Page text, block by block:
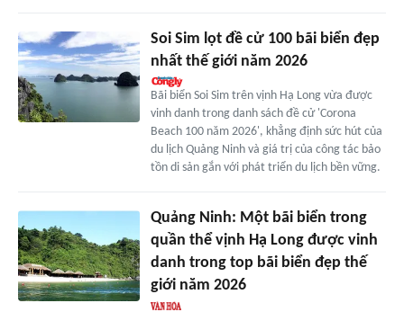
Soi Sim lọt đề cử 100 bãi biển đẹp
nhất thế giới năm 2026
Bãi biển Soi Sim trên vịnh Hạ Long vừa được
vinh danh trong danh sách đề cử 'Corona
Beach 100 năm 2026', khẳng định sức hút của
du lịch Quảng Ninh và giá trị của công tác bảo
tồn di sản gắn với phát triển du lịch bền vững.
Quảng Ninh: Một bãi biển trong
quần thể vịnh Hạ Long được vinh
danh trong top bãi biển đẹp thế
giới năm 2026